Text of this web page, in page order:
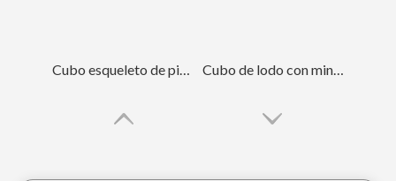
Cubo esqueleto de piedra azul basculante LinGong 250 Cubo de lodo con mini tamiz universal LiuGong 922